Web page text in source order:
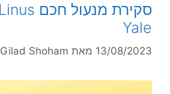
Yale
13/08/2023 מאת Gilad Shoham